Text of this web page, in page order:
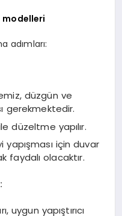
adımları:
düzgün ve
gerekmektedir.
düzeltme yapılır.
için duvar
faydalı olacaktır.
yapıştırıcı